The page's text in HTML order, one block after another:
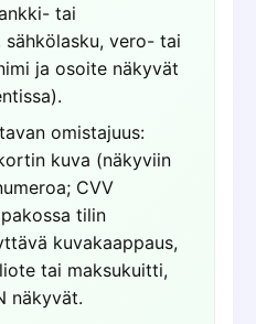
tai
vero- tai
ja osoite näkyvät
omistajuus:
kuva (näkyviin
CVV
tilin
kuvakaappaus,
tai maksukuitti,
näkyvät.